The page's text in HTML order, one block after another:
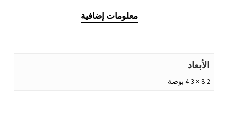
معلومات إضافية
الأبعاد
8.2 × 4.3 بوصة